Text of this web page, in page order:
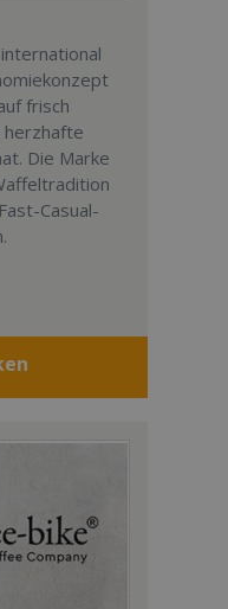
frisch
Die Marke
Casual-